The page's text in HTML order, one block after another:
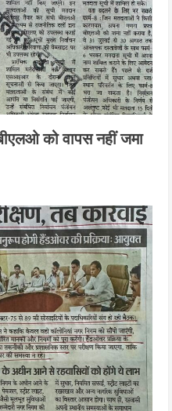
को वापस नहीं जमा